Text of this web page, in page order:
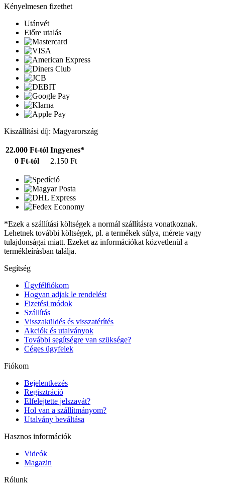
Kényelmesen fizethet
Utánvét
Előre utalás
Kiszállítási díj: Magyarország
22.000 Ft-tól Ingyenes*
0 Ft-tól
2.150 Ft
*Ezek a szállítási költségek a normál szállításra vonatkoznak.
Lehetnek további költségek, pl. a termékek súlya, mérete vagy
tulajdonságai miatt. Ezeket az információkat közvetlenül a
termékleírásban találja.
Segítség
Ügyfélfiókom
Hogyan adjak le rendelést
Fizetési módok
Szállítás
Visszaküldés és visszatérítés
Akciók és utalványok
További segítségre van szüksége?
Céges ügyfelek
Fiókom
Bejelentkezés
Regisztráció
Elfelejtette jelszavát?
Hol van a szállítmányom?
Utalvány beváltása
Hasznos információk
Videók
Magazin
Rólunk